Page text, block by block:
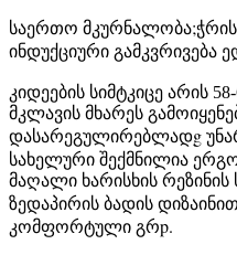
საერთო მკურნალობა;
ინდუქციური გამკვრივება
კიდეების სიმტკიცე არის
მკლავის მხარეს
დასარეგულირებლადg
სახელური შექმნილია
მაღალი ხარისხის
ზედაპირის ბადის
კომფორტული გრp.